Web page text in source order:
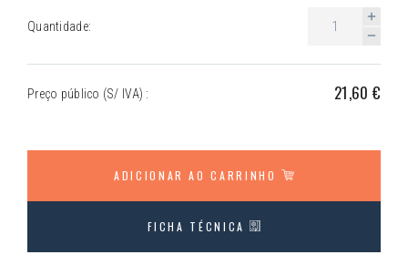
Quantidade:
Preço público (S/ IVA) : 21,60 €
ADICIONAR AO CARRINHO
FICHA TÉCNICA